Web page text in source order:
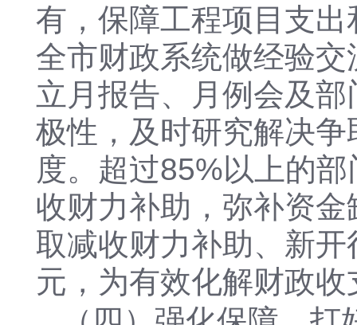
有，保障工程项目支出
全市财政系统做经验交
立月报告、月例会及
极性，及时研究解决
度。超过85%以上的
收财力补助，弥补资
取减收财力补助、新
元，为有效化解财政